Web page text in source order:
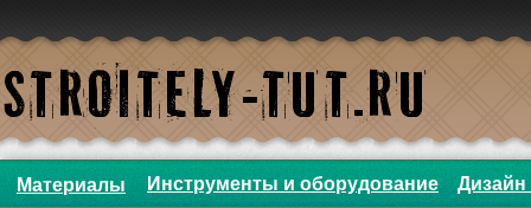
Материалы Инструменты и оборудование Дизайн